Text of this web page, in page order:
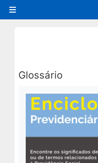
Painel lateral
Glossário